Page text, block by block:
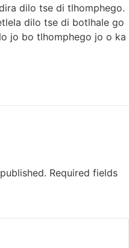
dilo tse di tlhomphego.
dilo tse di botlhale go
jo bo tlhomphego jo o ka
Required fields